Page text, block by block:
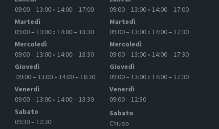
09:00 – 13:00 » 14:00 – 17:00
Martedì
09:00 – 13:00 » 14:00 – 18:30
Mercoledì
09:00 – 13:00 » 14:00 – 18:30
Giovedì
09:00 – 13:00 » 14:00 – 18:30
Venerdì
09:00 – 13:00 » 14:00 – 18:30
Sabato
09:30 – 12:30
09:00 – 13:00 » 14:00 – 17:00
Martedì
09:00 – 13:00 » 14:00 – 17:30
Mercoledì
09:00 – 13:00 » 14:00 – 17:30
Giovedì
09:00 – 13:00 » 14:00 – 17:30
Venerdì
09:00 – 12:30
Sabato
Chiuso